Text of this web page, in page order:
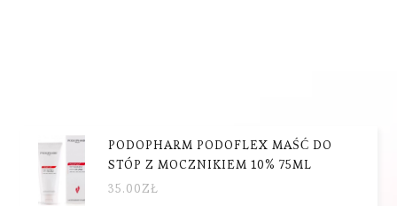
PODOPHARM PODOFLEX MAŚĆ DO
STÓP Z MOCZNIKIEM 10% 75ML
35.00ZŁ